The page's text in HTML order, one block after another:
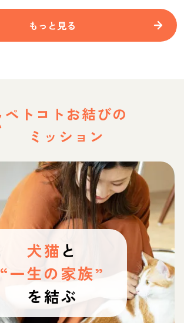
もっと見る
ペトコトお結びの
ミッション
犬猫 と
“一生の家族”
を結ぶ